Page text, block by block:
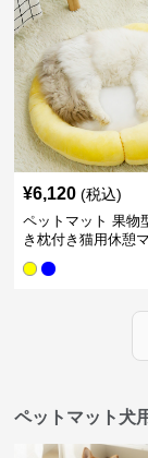
¥6,120 (税込)
ペットマット 果物
き枕付き猫用休憩
ペットマット犬